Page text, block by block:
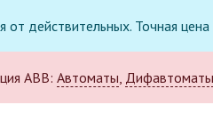
от действительных. Точная
ABB: Автоматы, Дифавтоматы